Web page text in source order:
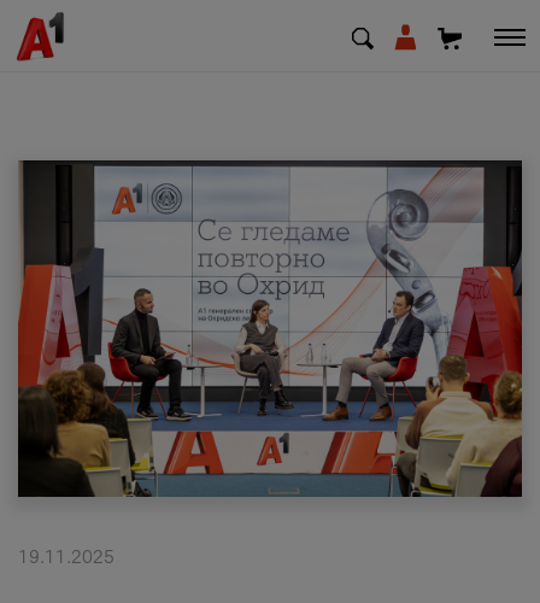
МК SQ
Приватни Деловни
Поддршка
Надополни кредит
19.11.2025